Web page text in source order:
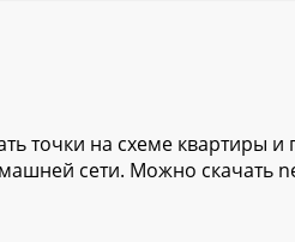
точки на схеме квартиры и
сети. Можно скачать